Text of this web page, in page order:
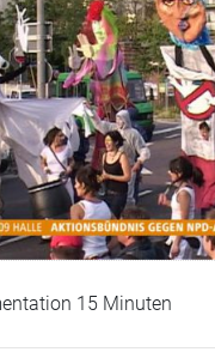
15 Minuten